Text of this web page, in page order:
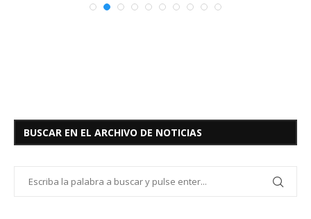
BUSCAR EN EL ARCHIVO DE NOTICIAS